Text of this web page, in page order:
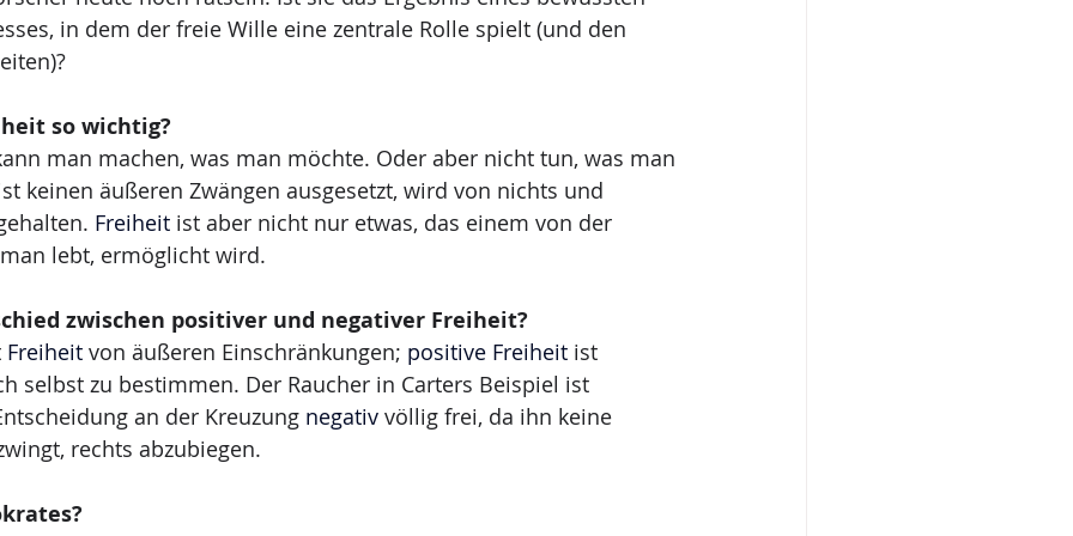
in dem der freie Wille eine zentrale Rolle spielt (und den
so wichtig?
man machen, was man möchte. Oder aber nicht tun, was man
keinen äußeren Zwängen ausgesetzt, wird von nichts und
Freiheit ist aber nicht nur etwas, das einem von der
lebt, ermöglicht wird.
zwischen positiver und negativer Freiheit?
Freiheit von äußeren Einschränkungen; positive Freiheit ist
selbst zu bestimmen. Der Raucher in Carters Beispiel ist
an der Kreuzung negativ völlig frei, da ihn keine
rechts abzubiegen.